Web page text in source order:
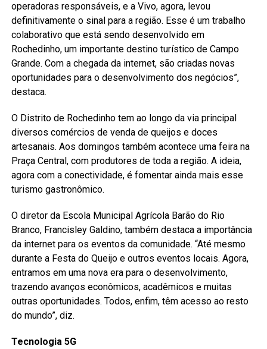
operadoras responsáveis, e a Vivo, agora, levou
definitivamente o sinal para a região. Esse é um trabalho
colaborativo que está sendo desenvolvido em
Rochedinho, um importante destino turístico de Campo
Grande. Com a chegada da internet, são criadas novas
oportunidades para o desenvolvimento dos negócios”,
destaca.
O Distrito de Rochedinho tem ao longo da via principal
diversos comércios de venda de queijos e doces
artesanais. Aos domingos também acontece uma feira na
Praça Central, com produtores de toda a região. A ideia,
agora com a conectividade, é fomentar ainda mais esse
turismo gastronômico.
O diretor da Escola Municipal Agrícola Barão do Rio
Branco, Francisley Galdino, também destaca a importância
da internet para os eventos da comunidade. “Até mesmo
durante a Festa do Queijo e outros eventos locais. Agora,
entramos em uma nova era para o desenvolvimento,
trazendo avanços econômicos, acadêmicos e muitas
outras oportunidades. Todos, enfim, têm acesso ao resto
do mundo”, diz.
Tecnologia 5G